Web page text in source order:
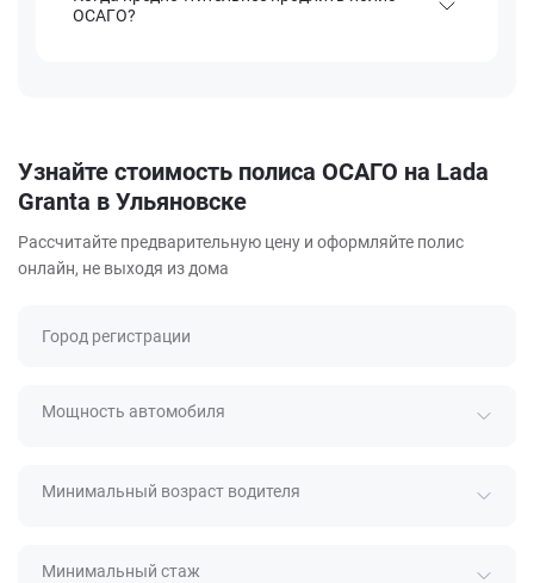
ОСАГО?
Узнайте стоимость полиса ОСАГО на Lada
Granta в Ульяновске
Рассчитайте предварительную цену и оформляйте полис
онлайн, не выходя из дома
Город регистрации
Мощность автомобиля
Минимальный возраст водителя
Минимальный стаж